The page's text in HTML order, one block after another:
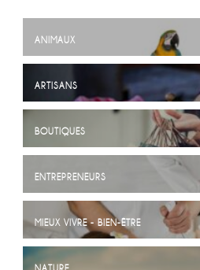
ANIMAUX
ARTISANS
BOUTIQUES
ENTREPRENEURS
MIEUX VIVRE - BIEN-ÊTRE